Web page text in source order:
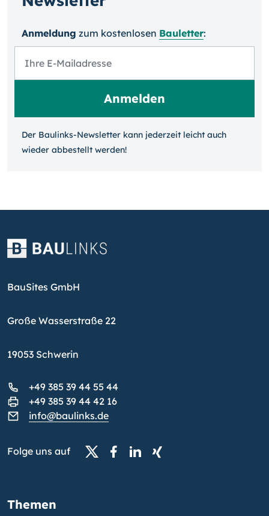
Anmeldung zum kosten­losen Bauletter:
Der Baulinks-Newsletter kann jeder­zeit leicht auch
wieder ab­bestellt werden!
BauSites GmbH
Große Wasserstraße 22
19053 Schwerin
+49 385 39 44 55 44
+49 385 39 44 42 16
info@baulinks.de
Folge uns auf
Themen